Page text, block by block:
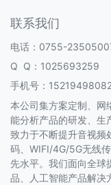
联系我们
电话：0755-
Q Q： 1025693259
手机号：
本公司集方案定制、网
能分析产品的研发、生
致力于不断提升音视频
码、WIFI/4G/5G无线
先水平。我们面向全球
品、人工智能产品解决